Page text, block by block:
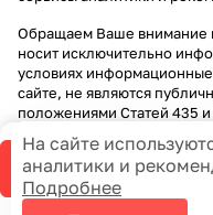
Обращаем Ваше внимание
носит исключительно
условиях
сайте, не являются
положениями Статей 435
На сайте
аналитики и
Подробнее